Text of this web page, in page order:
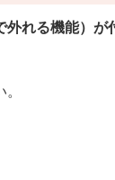
れる機能）が